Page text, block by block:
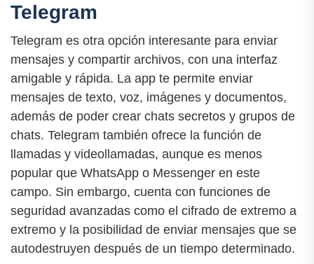
Telegram
Telegram es otra opción interesante para enviar
mensajes y compartir archivos, con una interfaz
amigable y rápida. La app te permite enviar
mensajes de texto, voz, imágenes y documentos,
además de poder crear chats secretos y grupos de
chats. Telegram también ofrece la función de
llamadas y videollamadas, aunque es menos
popular que WhatsApp o Messenger en este
campo. Sin embargo, cuenta con funciones de
seguridad avanzadas como el cifrado de extremo a
extremo y la posibilidad de enviar mensajes que se
autodestruyen después de un tiempo determinado.